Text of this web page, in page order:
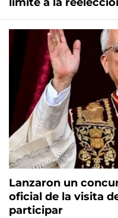
Lanzaron un
oficial de la visita
participar